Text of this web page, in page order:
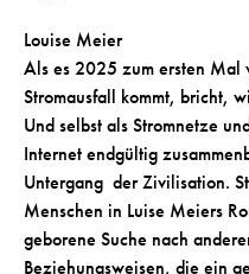
Louise Meier
Als es 2025 zum ersten Mal
Stromausfall kommt, bricht,
Und selbst als Stromnetze
Internet endgültig
Untergang der Zivilisation.
Menschen in Luise Meiers
geborene Suche nach
Beziehungsweisen, die ein